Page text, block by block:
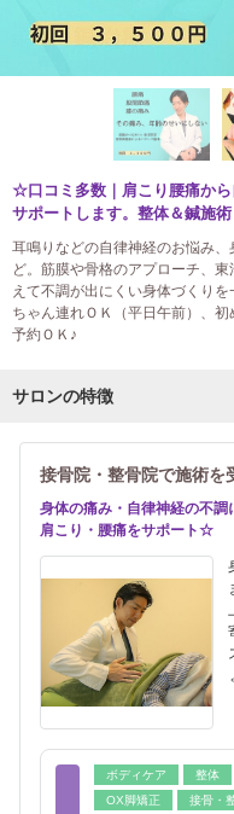
☆口コミ多数｜肩こり腰痛か
サポートします。整体＆鍼施術
耳鳴りなどの自律神経のお悩み
ど。筋膜や骨格のアプローチ、
えて不調が出にくい身体づくり
ちゃん連れＯＫ（平日午前）、
予約ＯＫ♪
サロンの特徴
接骨院・整骨院で施術を
身体の痛み・自律神経の不
肩こり・腰痛をサポート☆
ボディケア 整体
OX脚矯正
接骨・